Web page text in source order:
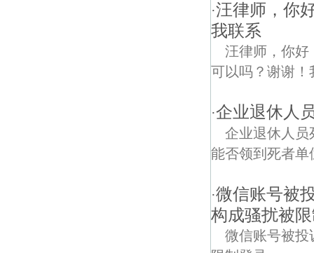
·汪律师，你
我联系
汪律师，你好
可以吗？谢谢！
·企业退休人
企业退休人员
能否领到死者单
·微信账号被
构成骚扰被
微信账号被投